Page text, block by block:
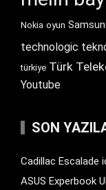
Nokia oyun
technologic
türkiye Türk
Youtube
SON
Cadillac Escalade
ASUS Experbook